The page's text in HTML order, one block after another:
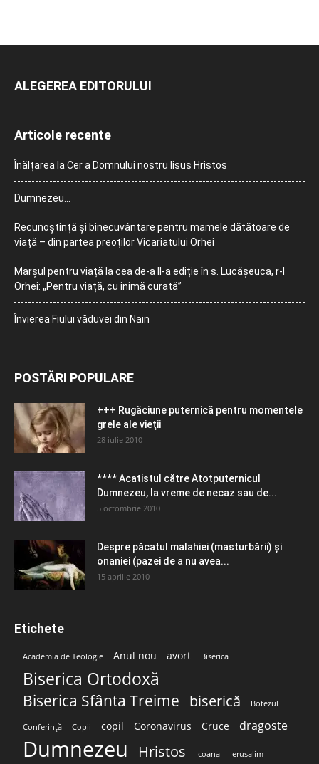
ALEGEREA EDITORULUI
Articole recente
Înălțarea la Cer a Domnului nostru Iisus Hristos
Dumnezeu…
Recunoștință și binecuvântare pentru mamele dătătoare de
viață – din partea preoților Vicariatului Orhei
Marșul pentru viață la cea de-a II-a ediție în s. Lucășeuca, r-l
Orhei: „Pentru viață, cu inimă curată”
Învierea Fiului văduvei din Nain
POSTĂRI POPULARE
+++ Rugăciune puternică pentru momentele
grele ale vieţii
28 iulie 2010
**** Acatistul către Atotputernicul
Dumnezeu, la vreme de necaz sau de...
5 octombrie 2010
Despre păcatul malahiei (masturbării) şi
onaniei (pazei de a nu avea...
15 aprilie 2010
Etichete
Academia de Teologie Anul nou avort Biserica
Biserica Ortodoxă
Biserica Sfânta Treime biserică Botezul
Conferință Copii copil Coronavirus Cruce dragoste
Dumnezeu Hristos Icoana Ierusalim